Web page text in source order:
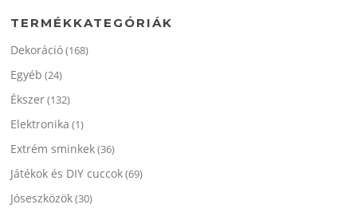
TERMÉKKATEGÓRIÁK
Dekoráció(168)
Egyéb (24)
Ékszer(132)
Elektronika (1)
Extrém sminkek(36)
Játékok és DIY cuccok(69)
Jóseszközök(30)